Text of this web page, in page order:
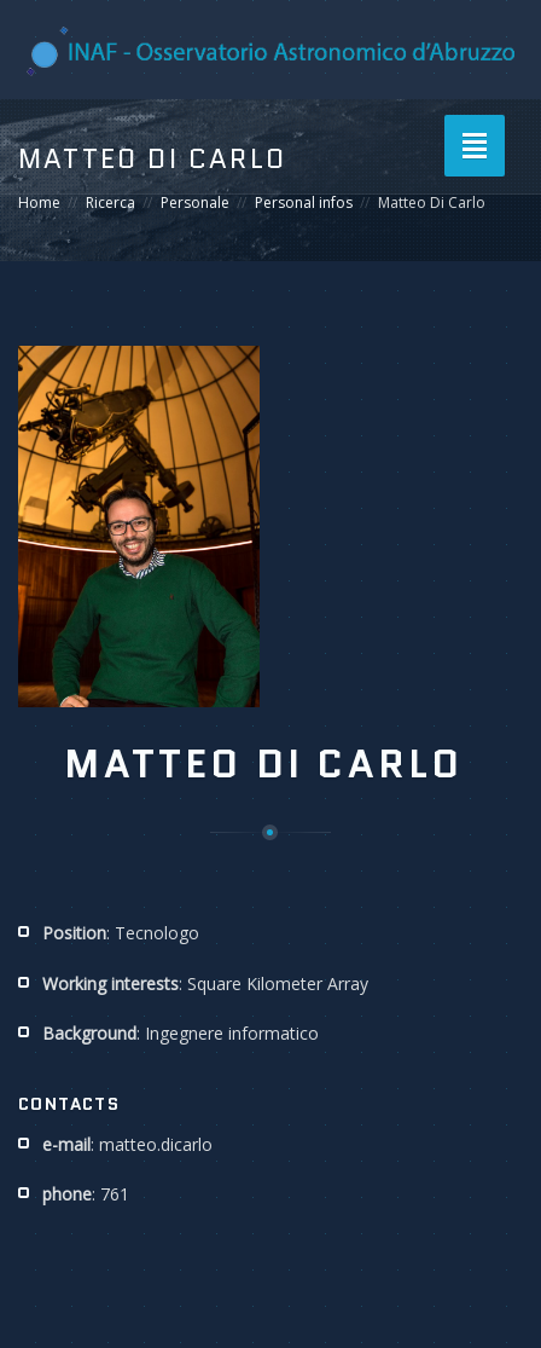
Toggle
MATTEO DI CARLO
Home Ricerca Personale Personal infos Matteo Di Carlo
MATTEO DI CARLO
Position: Tecnologo
Working interests: Square Kilometer Array
Background: Ingegnere informatico
CONTACTS
e-mail: matteo.dicarlo
phone: 761